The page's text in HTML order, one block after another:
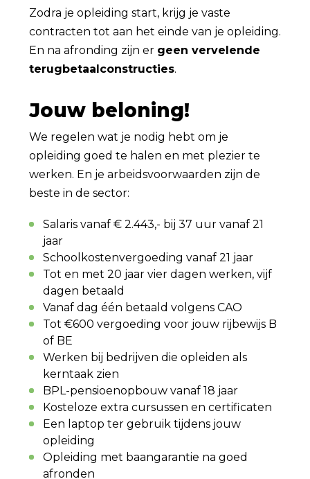
Zodra je opleiding start, krijg je vaste
contracten tot aan het einde van je opleiding.
En na afronding zijn er geen vervelende
terugbetaalconstructies.
Jouw beloning!
We regelen wat je nodig hebt om je
opleiding goed te halen en met plezier te
werken. En je arbeidsvoorwaarden zijn de
beste in de sector:
Salaris vanaf € 2.443,- bij 37 uur vanaf 21
jaar
Schoolkostenvergoeding vanaf 21 jaar
Tot en met 20 jaar vier dagen werken, vijf
dagen betaald
Vanaf dag één betaald volgens CAO
Tot €600 vergoeding voor jouw rijbewijs B
of BE
Werken bij bedrijven die opleiden als
kerntaak zien
BPL-pensioenopbouw vanaf 18 jaar
Kosteloze extra cursussen en certificaten
Een laptop ter gebruik tijdens jouw
opleiding
Opleiding met baangarantie na goed
afronden